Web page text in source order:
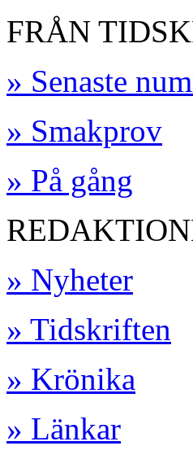
FRÅN
» Senaste
» Smakprov
» På gång
» Nyheter
» Tidskriften
» Krönika
» Länkar